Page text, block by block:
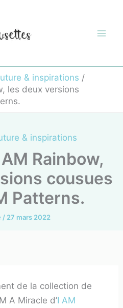
& inspirations
les deux versions
& inspirations
Rainbow,
cousues
Patterns.
/ 27 mars 2022
de la collection de
A Miracle d’I AM